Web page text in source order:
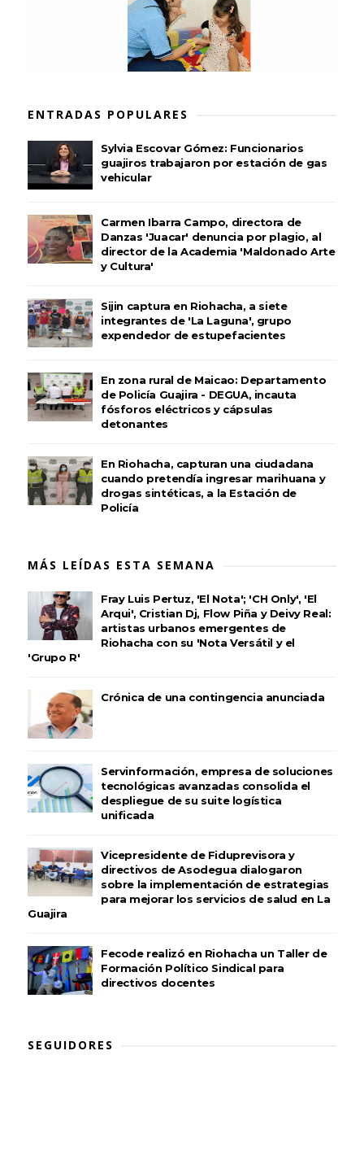
ENTRADAS POPULARES
Sylvia Escovar Gómez: Funcionarios
guajiros trabajaron por estación de gas
vehicular
Carmen Ibarra Campo, directora de
Danzas 'Juacar' denuncia por plagio, al
director de la Academia 'Maldonado Arte
y Cultura'
Sijin captura en Riohacha, a siete
integrantes de 'La Laguna', grupo
expendedor de estupefacientes
En zona rural de Maicao: Departamento
de Policía Guajira - DEGUA, incauta
fósforos eléctricos y cápsulas
detonantes
En Riohacha, capturan una ciudadana
cuando pretendía ingresar marihuana y
drogas sintéticas, a la Estación de
Policía
MÁS LEÍDAS ESTA SEMANA
Fray Luis Pertuz, 'El Nota'; 'CH Only', 'El
Arqui', Cristian Dj, Flow Piña y Deivy Real:
artistas urbanos emergentes de
Riohacha con su 'Nota Versátil y el
'Grupo R'
Crónica de una contingencia anunciada
Servinformación, empresa de soluciones
tecnológicas avanzadas consolida el
despliegue de su suite logística
unificada
Vicepresidente de Fiduprevisora y
directivos de Asodegua dialogaron
sobre la implementación de estrategias
para mejorar los servicios de salud en La
Guajira
Fecode realizó en Riohacha un Taller de
Formación Político Sindical para
directivos docentes
SEGUIDORES